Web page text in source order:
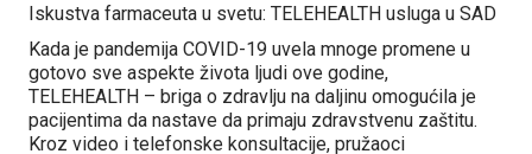
Iskustva farmaceuta u svetu: TELEHEALTH usluga u SAD
Kada je pandemija COVID-19 uvela mnoge promene u
gotovo sve aspekte života ljudi ove godine,
TELEHEALTH – briga o zdravlju na daljinu omogućila je
pacijentima da nastave da primaju zdravstvenu zaštitu.
Kroz video i telefonske konsultacije, pružaoci